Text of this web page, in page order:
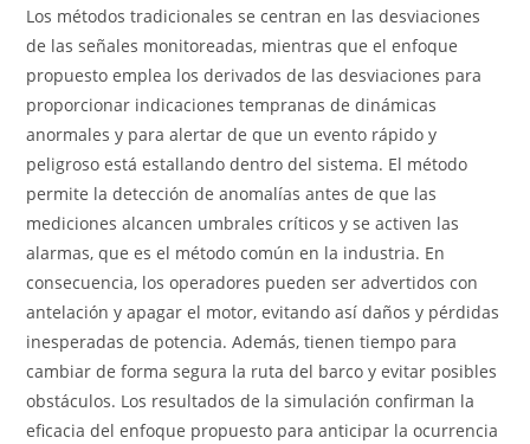
Los métodos tradicionales se centran en las desviaciones
de las señales monitoreadas, mientras que el enfoque
propuesto emplea los derivados de las desviaciones para
proporcionar indicaciones tempranas de dinámicas
anormales y para alertar de que un evento rápido y
peligroso está estallando dentro del sistema. El método
permite la detección de anomalías antes de que las
mediciones alcancen umbrales críticos y se activen las
alarmas, que es el método común en la industria. En
consecuencia, los operadores pueden ser advertidos con
antelación y apagar el motor, evitando así daños y pérdidas
inesperadas de potencia. Además, tienen tiempo para
cambiar de forma segura la ruta del barco y evitar posibles
obstáculos. Los resultados de la simulación confirman la
eficacia del enfoque propuesto para anticipar la ocurrencia